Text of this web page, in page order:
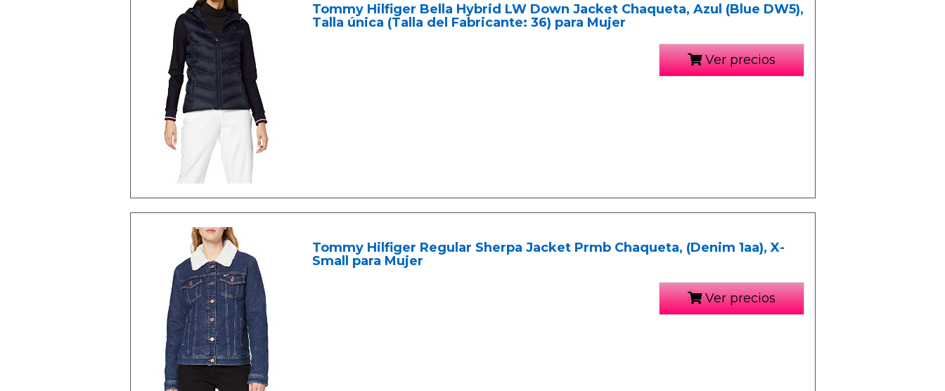
Tommy Hilfiger Bella Hybrid LW Down Jacket Chaqueta, Azul (Blue DW5),
Talla única (Talla del Fabricante: 36) para Mujer
Ver precios
Tommy Hilfiger Regular Sherpa Jacket Prmb Chaqueta, (Denim 1aa), X-
Small para Mujer
Ver precios